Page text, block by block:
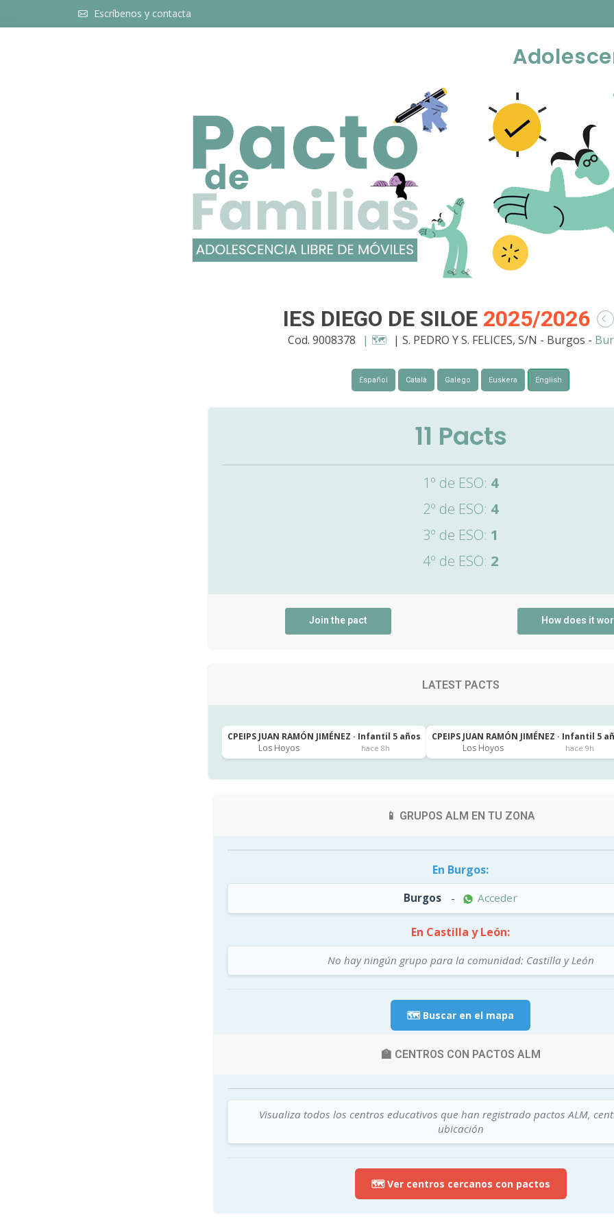
Escríbenos y contacta
IES DIEGO DE SILOE 2025/2026
Cod. 9008378 | 🗺️ | S. PEDRO Y S. FELICES, S/N - Burgos -
Español Català Galego Euskera English
11 Pacts
1º de ESO: 4
2º de ESO: 4
3º de ESO: 1
4º de ESO: 2
Join the pact How does it
LATEST PACTS
CPEIPS JUAN RAMÓN JIMÉNEZ · Infantil 5 años
Los Hoyos
hace 8h
CPEIPS JUAN RAMÓN JIMÉNEZ · Infantil 5
Los Hoyos
hace 9h
📱 GRUPOS ALM EN TU ZONA
En Burgos:
Burgos - Acceder
En Castilla y León:
No hay ningún grupo para la comunidad: Castilla y León
🗺️ Buscar en el mapa
🏫 CENTROS CON PACTOS ALM
Visualiza todos los centros educativos que han registrado pactos ALM,
ubicación
🗺️ Ver centros cercanos con pactos